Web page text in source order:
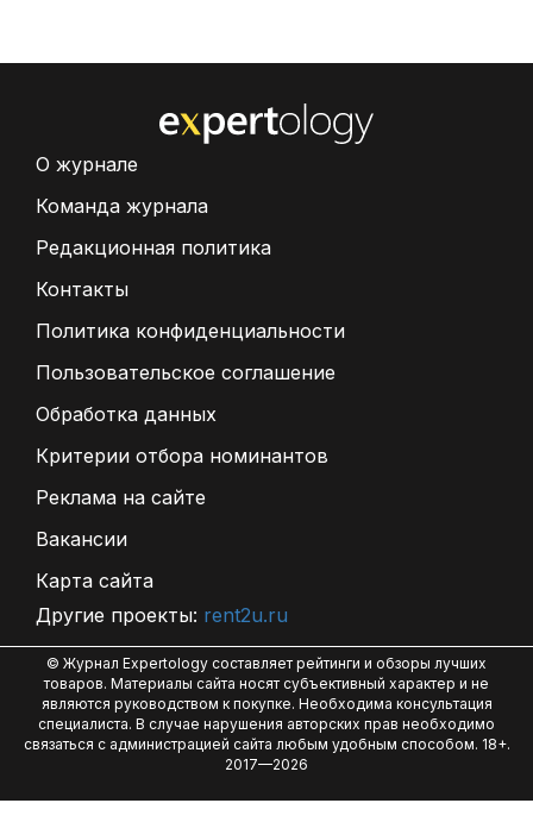
О журнале
Команда журнала
Редакционная политика
Контакты
Политика конфиденциальности
Пользовательское соглашение
Обработка данных
Критерии отбора номинантов
Реклама на сайте
Вакансии
Карта сайта
Другие проекты: rent2u.ru
© Журнал Expertology составляет рейтинги и обзоры лучших
товаров. Материалы сайта носят субъективный характер и не
являются руководством к покупке. Необходима консультация
специалиста. В случае нарушения авторских прав необходимо
связаться с администрацией сайта любым удобным способом. 18+.
2017—2026